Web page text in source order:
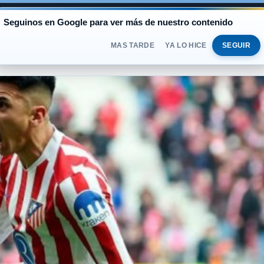
DOLAR BLUE$1.525OFICIAL$1.520 SÁBADO
Seguinos en Google para ver más de nuestro contenido
MAS TARDE YA LO HICE SEGUIR